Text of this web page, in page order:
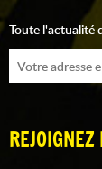
Toute l'actualité